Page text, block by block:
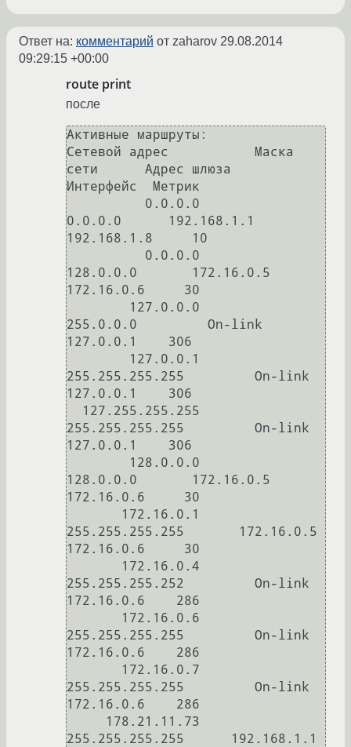
Ответ на: комментарий от zaharov 29.08.2014
09:29:15 +00:00
route print
после
Активные маршруты:
Сетевой адрес           Маска
сети      Адрес шлюза
Интерфейс  Метрик
0.0.0.0      192.168.1.1
192.168.1.8     10
128.0.0.0       172.16.0.5
172.16.0.6     30
255.0.0.0         On-link
127.0.0.1    306
255.255.255.255         On-link
127.0.0.1    306
255.255.255.255         On-link
127.0.0.1    306
128.0.0.0       172.16.0.5
172.16.0.6     30
255.255.255.255       172.16.0.5
172.16.0.6     30
255.255.255.252         On-link
172.16.0.6    286
255.255.255.255         On-link
172.16.0.6    286
255.255.255.255         On-link
172.16.0.6    286
255.255.255.255      192.168.1.1